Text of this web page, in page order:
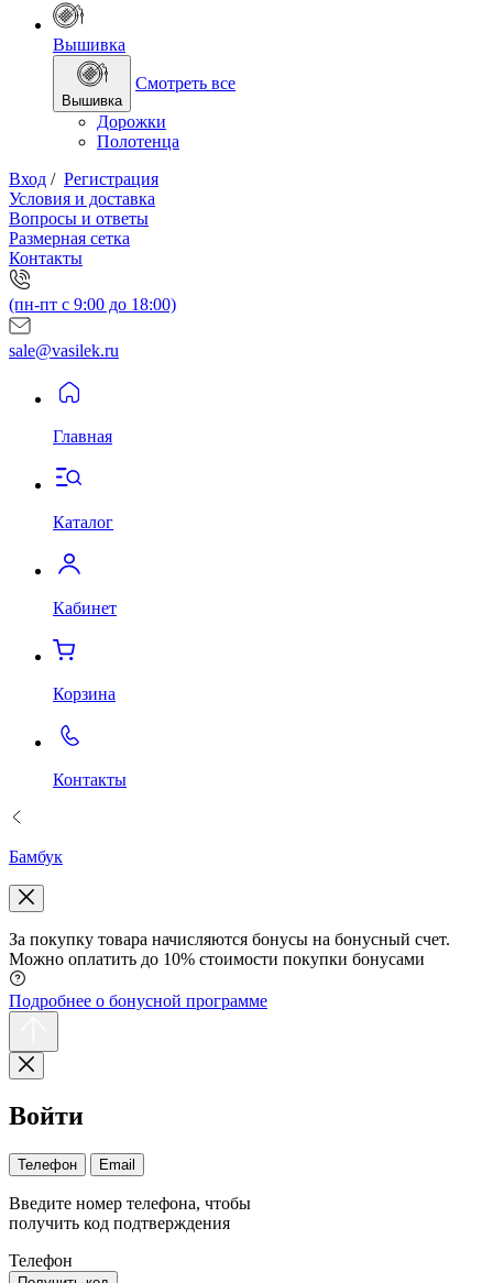
Вышивка
Вышивка
Смотреть все
Дорожки
Полотенца
Вход / Регистрация
Условия и доставка
Вопросы и ответы
Размерная сетка
Контакты
(пн-пт с 9:00 до 18:00)
sale@vasilek.ru
Главная
Каталог
Кабинет
Корзина
Контакты
Бамбук
За покупку товара начисляются бонусы на бонусный счет.
Можно оплатить до 10% стоимости покупки бонусами
Подробнее о бонусной программе
Войти
Телефон Email
Введите номер телефона, чтобы
получить код подтверждения
Телефон